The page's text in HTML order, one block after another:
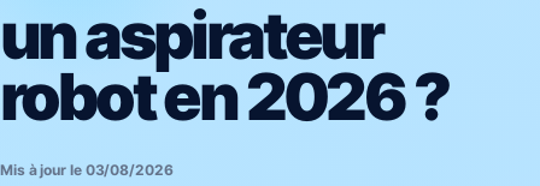
un aspirateur
robot en 2026 ?
Mis à jour le 03/08/2026